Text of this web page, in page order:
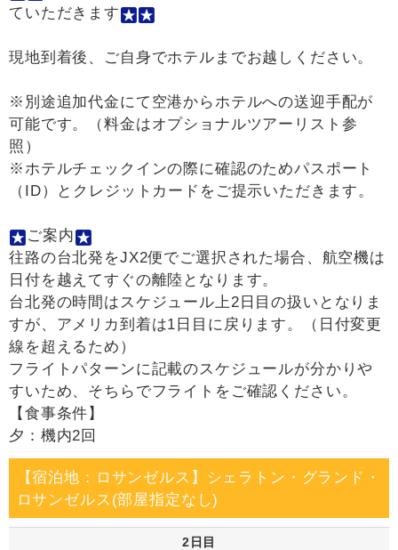
ていただきます
現地到着後、ご自身でホテルまでお越しください。
※別途追加代金にて空港からホテルへの送迎手配が
可能です。（料金はオプショナルツアーリスト参
照）
※ホテルチェックインの際に確認のためパスポート
（ID）とクレジットカードをご提示いただきます。
ご案内
往路の台北発をJX2便でご選択された場合、航空機は
日付を越えてすぐの離陸となります。
台北発の時間はスケジュール上2日目の扱いとなりま
すが、アメリカ到着は1日目に戻ります。（日付変更
線を超えるため）
フライトパターンに記載のスケジュールが分かりや
すいため、そちらでフライトをご確認ください。
【食事条件】
夕：機内2回
【宿泊地：ロサンゼルス】シェラトン・グランド・
ロサンゼルス(部屋指定なし)
2日目